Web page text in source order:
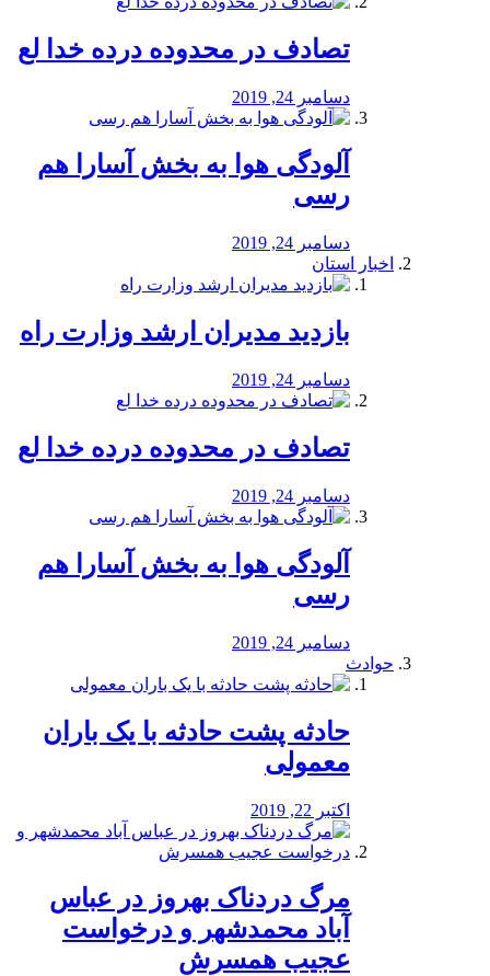
تصادف در محدوده درده خدا لع
دسامبر 24, 2019
آلودگی هوا به بخش آسارا هم
رسی
دسامبر 24, 2019
اخبار استان
بازدید مدیران ارشد وزارت راه
دسامبر 24, 2019
تصادف در محدوده درده خدا لع
دسامبر 24, 2019
آلودگی هوا به بخش آسارا هم
رسی
دسامبر 24, 2019
حوادث
️حادثه پشت حادثه با یک باران
معمولی
اکتبر 22, 2019
مرگ دردناک بهروز در عباس
آباد محمدشهر و درخواست
عجیب همسرش